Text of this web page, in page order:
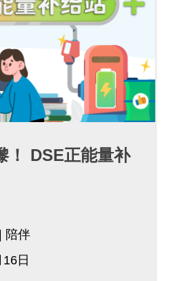
！ DSE正能量补
陪伴
日